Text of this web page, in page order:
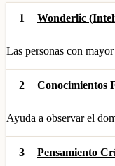
1 Wonderlic
Las personas con
2 Conocimientos
Ayuda a observar el
3 Pensamiento